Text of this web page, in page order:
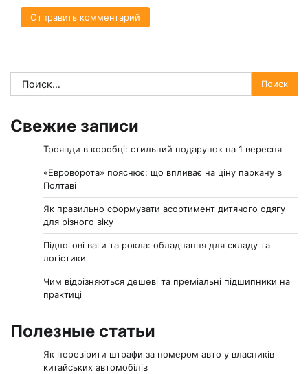
Найти:
Свежие записи
Троянди в коробці: стильний подарунок на 1 вересня
«Евроворота» пояснює: що впливає на ціну паркану в
Полтаві
Як правильно сформувати асортимент дитячого одягу
для різного віку
Підлогові ваги та рокла: обладнання для складу та
логістики
Чим відрізняються дешеві та преміальні підшипники на
практиці
Полезные статьи
Як перевірити штрафи за номером авто у власників
китайських автомобілів